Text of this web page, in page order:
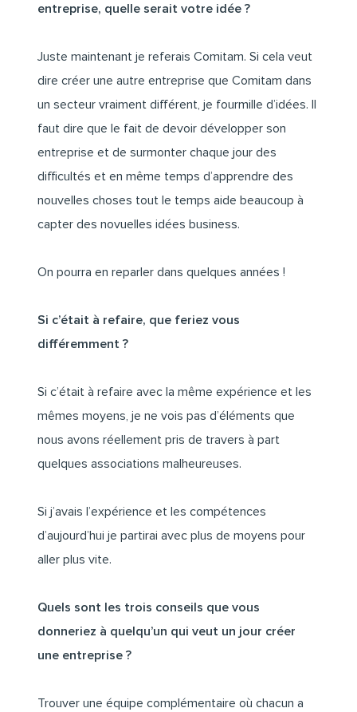
entreprise, quelle serait votre idée ?
Juste maintenant je referais Comitam. Si cela veut
dire créer une autre entreprise que Comitam dans
un secteur vraiment différent, je fourmille d’idées. Il
faut dire que le fait de devoir développer son
entreprise et de surmonter chaque jour des
difficultés et en même temps d’apprendre des
nouvelles choses tout le temps aide beaucoup à
capter des novuelles idées business.
On pourra en reparler dans quelques années !
Si c’était à refaire, que feriez vous
différemment ?
Si c’était à refaire avec la même expérience et les
mêmes moyens, je ne vois pas d’éléments que
nous avons réellement pris de travers à part
quelques associations malheureuses.
Si j’avais l’expérience et les compétences
d’aujourd’hui je partirai avec plus de moyens pour
aller plus vite.
Quels sont les trois conseils que vous
donneriez à quelqu’un qui veut un jour créer
une entreprise ?
Trouver une équipe complémentaire où chacun a